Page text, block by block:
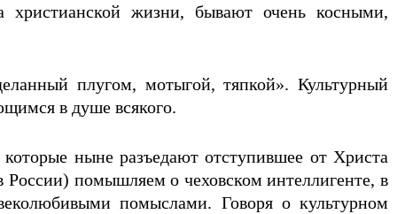
христианской жизни, бывают очень косными,
плугом, мотыгой, тяпкой». Культурный
в душе всякого.
ныне разъедают отступившее от Христа
России) помышляем о чеховском интеллигенте, в
помыслами. Говоря о культурном